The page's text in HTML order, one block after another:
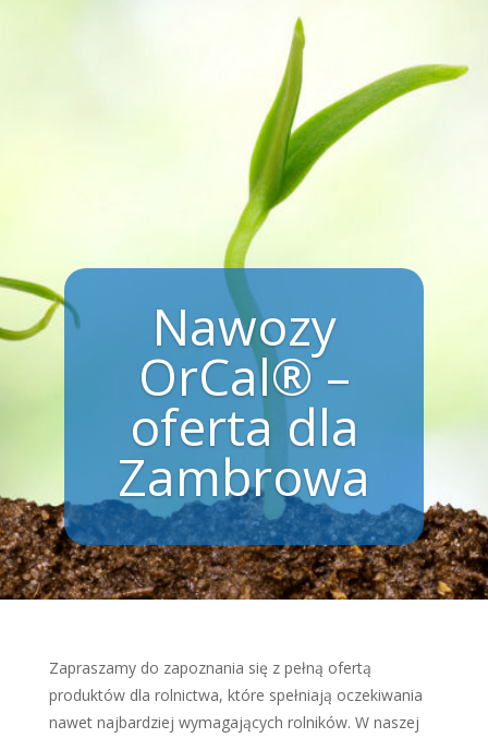
Nawozy
OrCal® –
oferta dla
Zambrowa
Zapraszamy do zapoznania się z pełną ofertą
produktów dla rolnictwa, które spełniają oczekiwania
nawet najbardziej wymagających rolników. W naszej